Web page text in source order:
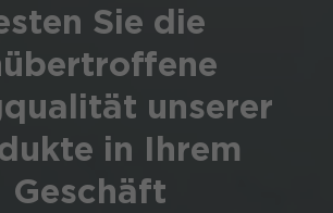
Sie die
unserer
in Ihrem
Geschäft